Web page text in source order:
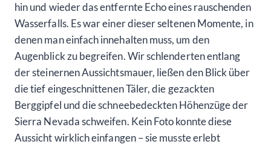
hin und wieder das entfernte Echo eines rauschenden
Wasserfalls. Es war einer dieser seltenen Momente, in
denen man einfach innehalten muss, um den
Augenblick zu begreifen. Wir schlenderten entlang
der steinernen Aussichtsmauer, ließen den Blick über
die tief eingeschnittenen Täler, die gezackten
Berggipfel und die schneebedeckten Höhenzüge der
Sierra Nevada schweifen. Kein Foto konnte diese
Aussicht wirklich einfangen – sie musste erlebt